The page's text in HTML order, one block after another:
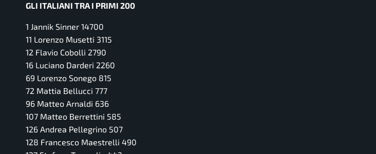
GLI ITALIANI TRA I PRIMI 200
1 Jannik Sinner 14700
11 Lorenzo Musetti 3115
12 Flavio Cobolli 2790
16 Luciano Darderi 2260
69 Lorenzo Sonego 815
72 Mattia Bellucci 777
96 Matteo Arnaldi 636
107 Matteo Berrettini 585
126 Andrea Pellegrino 507
128 Francesco Maestrelli 490